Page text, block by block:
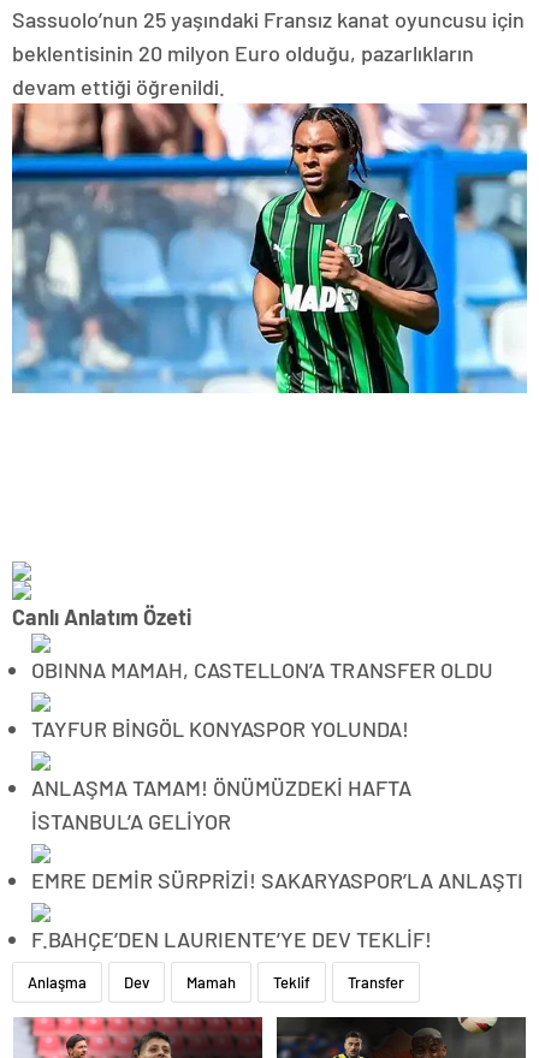
Sassuolo’nun 25 yaşındaki Fransız kanat oyuncusu için
beklentisinin 20 milyon Euro olduğu, pazarlıkların
devam ettiği öğrenildi.
Canlı Anlatım Özeti
OBINNA MAMAH, CASTELLON’A TRANSFER OLDU
TAYFUR BİNGÖL KONYASPOR YOLUNDA!
ANLAŞMA TAMAM! ÖNÜMÜZDEKİ HAFTA
İSTANBUL’A GELİYOR
EMRE DEMİR SÜRPRİZİ! SAKARYASPOR’LA ANLAŞTI
F.BAHÇE’DEN LAURIENTE’YE DEV TEKLİF!
Anlaşma Dev Mamah Teklif Transfer